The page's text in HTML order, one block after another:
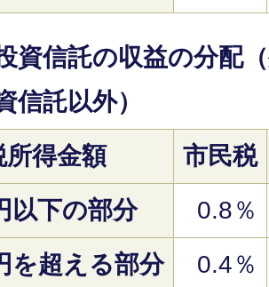
資信託の収益の分配
信託以外）
所得金額
市民税
以下の部分
0.8％
を超える部分
0.4％